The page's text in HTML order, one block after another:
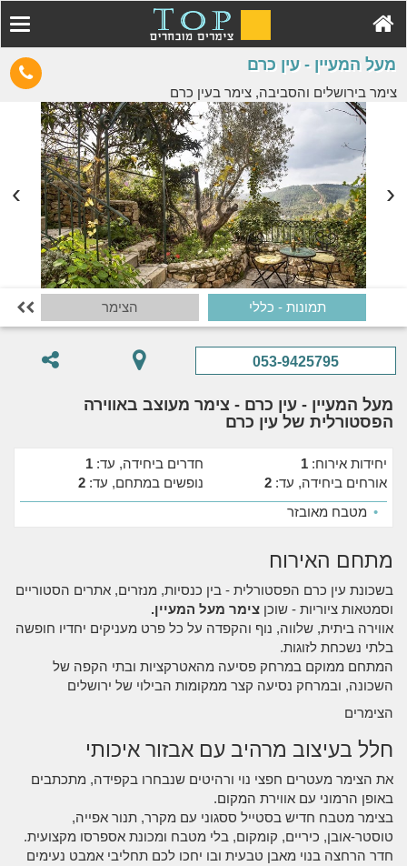
מעל המעיין - עין כרם
צימר בירושלים והסביבה, צימר בעין כרם
תמונות - כללי הצימר 
053-9425795
מעל המעיין - עין כרם - צימר מעוצב באווירה
הפסטורלית של עין כרם
יחידות אירוח: 1 חדרים ביחידה, עד: 1
אורחים ביחידה, עד: 2 נופשים במתחם, עד: 2
• מטבח מאובזר
מתחם האירוח
בשכונת עין כרם הפסטורלית - בין כנסיות, מנזרים, אתרים הסטוריים
וסמטאות ציוריות - שוכן צימר מעל המעיין.
אווירה ביתית, שלווה, נוף והקפדה על כל פרט מעניקים יחדיו חופשה
בלתי נשכחת לזוגות.
המתחם ממוקם במרחק פסיעה מהאטרקציות ובתי הקפה של
השכונה, ובמרחק נסיעה קצר ממקומות הבילוי של ירושלים
הצימרים
חלל בעיצוב מרהיב עם אבזור איכותי
את הצימר מעטרים חפצי נוי ורהיטים שנבחרו בקפידה, מתכתבים
באופן הרמוני עם אווירת המקום.
בצימר מטבח חדיש בסטייל ססגוני עם מקרר, תנור אפייה,
טוסטר-אובן, כיריים, קומקום, בלי מטבח ומכונת אספרסו מקצועית.
חדר הרחצה בנוי מאבן טבעית ובו יחכו לכם תחליבי אמבט נעימים